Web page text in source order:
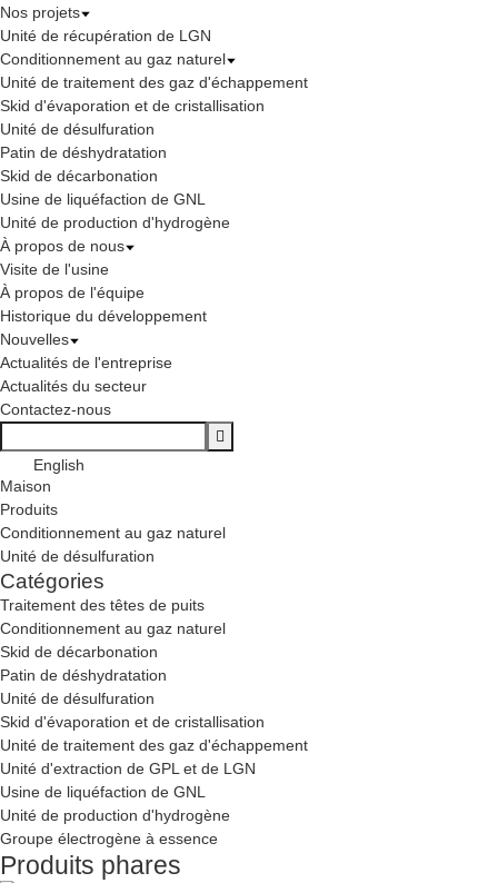
Nos projets
Unité de récupération de LGN
Conditionnement au gaz naturel
Unité de traitement des gaz d'échappement
Skid d'évaporation et de cristallisation
Unité de désulfuration
Patin de déshydratation
Skid de décarbonation
Usine de liquéfaction de GNL
Unité de production d'hydrogène
À propos de nous
Visite de l'usine
À propos de l'équipe
Historique du développement
Nouvelles
Actualités de l'entreprise
Actualités du secteur
Contactez-nous
English
Maison
Produits
Conditionnement au gaz naturel
Unité de désulfuration
Catégories
Traitement des têtes de puits
Conditionnement au gaz naturel
Skid de décarbonation
Patin de déshydratation
Unité de désulfuration
Skid d'évaporation et de cristallisation
Unité de traitement des gaz d'échappement
Unité d'extraction de GPL et de LGN
Usine de liquéfaction de GNL
Unité de production d'hydrogène
Groupe électrogène à essence
Produits phares